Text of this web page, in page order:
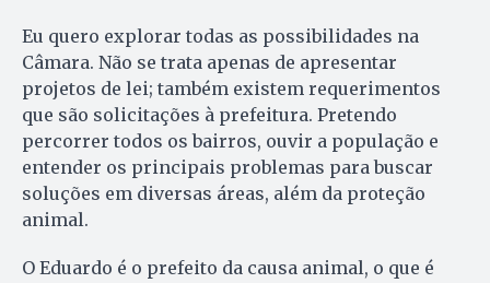
Eu quero explorar todas as possibilidades na
Câmara. Não se trata apenas de apresentar
projetos de lei; também existem requerimentos
que são solicitações à prefeitura. Pretendo
percorrer todos os bairros, ouvir a população e
entender os principais problemas para buscar
soluções em diversas áreas, além da proteção
animal.
O Eduardo é o prefeito da causa animal, o que é